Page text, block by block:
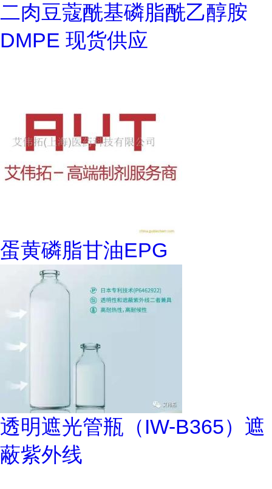
二肉豆蔻酰基磷脂酰乙醇胺
DMPE 现货供应
蛋黄磷脂甘油EPG
透明遮光管瓶（IW-B365）遮
蔽紫外线